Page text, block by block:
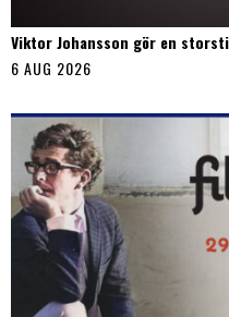
Viktor Johansson gör en
6 AUG 2026